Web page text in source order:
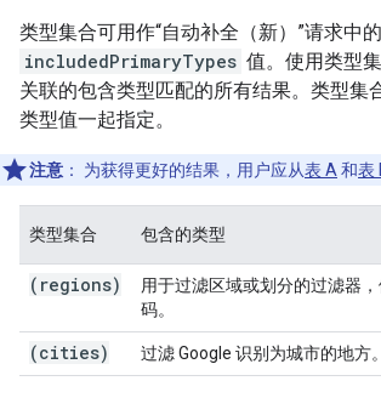
类型集合可用作“自动补全（新）”请求中的
includedPrimaryTypes 值。使用类型
关联的包含类型匹配的所有结果。类型集
类型值一起指定。
注意 ： 为获得更好的结果，用户应从表 A 和表
类型集合 包含的类型
(regions)
用于过滤区域或划分的过滤器
码。
(cities) 过滤 Google 识别为城市的地方。